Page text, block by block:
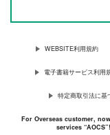
WEBSITE利用規約
電子書籍サービス利用
特定商取引法に基
For Overseas customer,
services